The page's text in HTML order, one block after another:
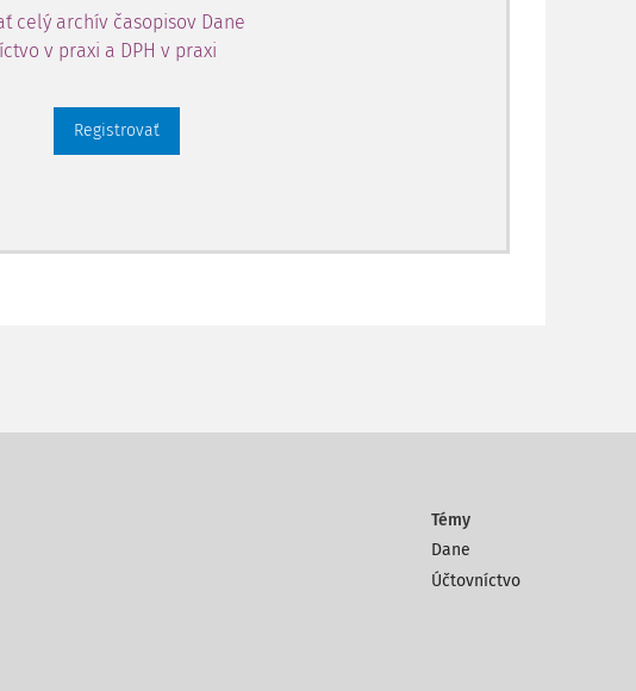
celý archív časopisov Dane
v praxi a DPH v praxi
Registrovať
Témy
Dane
Účtovníctvo